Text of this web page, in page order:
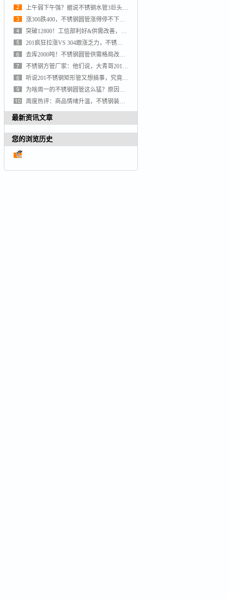
上午弱下午强？据说不锈钢水管3巨头明天又要碰头啦！
涨300跌400，不锈钢圆管涨得停不下来，专治不想买，专杀不敢买！
突破12800！工信部利好&供需改善，不锈钢圆管上涨趋势持续
201疯狂拉涨VS 304跟涨乏力，不锈钢市场情绪从“谨慎”转向“追涨
去库2000吨！不锈钢圆管供需格局改善，就差这一阵“东风”
不锈钢方管厂家：他们说，大青哥201送钱，龙哥304想接单
听说201不锈钢矩形管又想搞事，究竟是怎样的底气？
为啥周一的不锈钢圆管这么猛？原因是有多种！
周度热评：商品情绪升温，不锈钢装饰管价格触底反弹
最新资讯文章
您的浏览历史